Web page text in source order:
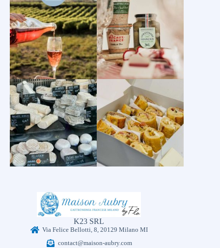
K23 SRL
Via Felice Bellotti, 8, 20129 Milano MI
contact@maison-aubry.com